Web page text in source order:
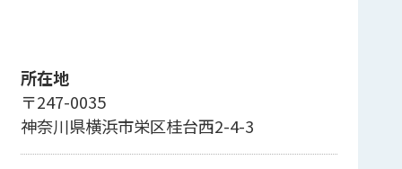
所在地
〒247-0035
神奈川県横浜市栄区桂台西2-4-3